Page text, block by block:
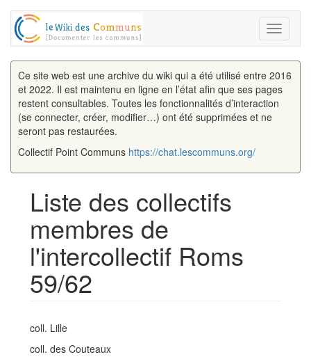
Toggle
Ce site web est une archive du wiki qui a été utilisé entre 2016
et 2022. Il est maintenu en ligne en l’état afin que ses pages
restent consultables. Toutes les fonctionnalités d’interaction
(se connecter, créer, modifier…) ont été supprimées et ne
seront pas restaurées.
Collectif Point Communs https://chat.lescommuns.org/
Liste des collectifs
membres de
l'intercollectif Roms
59/62
coll. Lille
coll. des Couteaux